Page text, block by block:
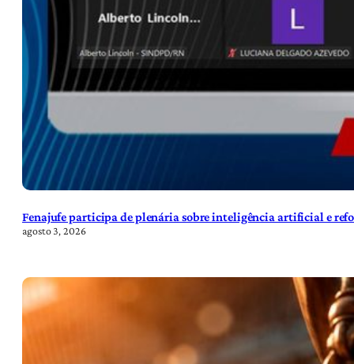
Fenajufe participa de plenária sobre inteligência artificial e
agosto 3, 2026